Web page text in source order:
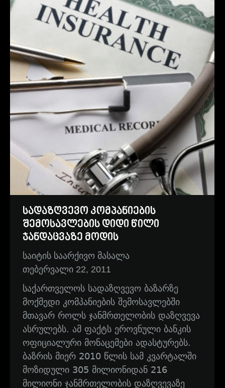
სადაზღვევო კომპანიების
შემოსავლების დიდი წილი
ჯანდაცვაზე მოდის
საიტის საარქივო მასალა
თებერვალი 22, 2011
საქართველოს სადაზღვევო ბაზარზე
მოქმედი კომპანიების შემოსავლებში
მთავარ როლს ჯანმრთელობის დაზღვევა
ასრულებს. ამ ფაქტს ეროვნული ბანკის
ოფიციალური მონაცემები ადასტურებს.
ბაზრის მიერ 2010 წლის სამ კვარტალში
მოზიდული 305 მილიონიდან 216
მილიონი ჯანმრთელობის დაზღვევაზე